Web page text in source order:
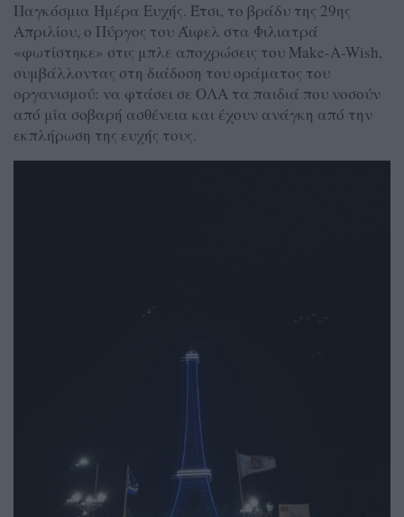
Παγκόσμια Ημέρα Ευχής. Έτσι, το βράδυ της 29ης
Απριλίου, ο Πύργος του Άιφελ στα Φιλιατρά
«φωτίστηκε» στις μπλε αποχρώσεις του Make-A-Wish,
συμβάλλοντας στη διάδοση του οράματος του
οργανισμού: να φτάσει σε ΟΛΑ τα παιδιά που νοσούν
από μία σοβαρή ασθένεια και έχουν ανάγκη από την
εκπλήρωση της ευχής τους.